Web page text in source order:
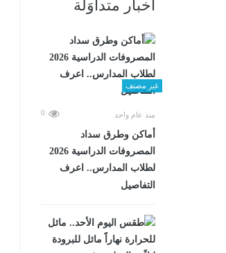
أخبار متداوَلة
غير مصنف
منذ عام واحد 0
أماكن وطرق سداد
المصروفات الدراسية 2026
لطلاب المدارس.. اعرف
التفاصيل